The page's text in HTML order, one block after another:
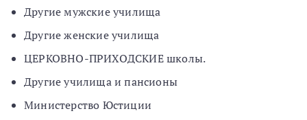
Другие мужские училища
Другие женские училища
ЦЕРКОВНО-ПРИХОДСКИЕ школы.
Другие училища и пансионы
Министерство Юстиции